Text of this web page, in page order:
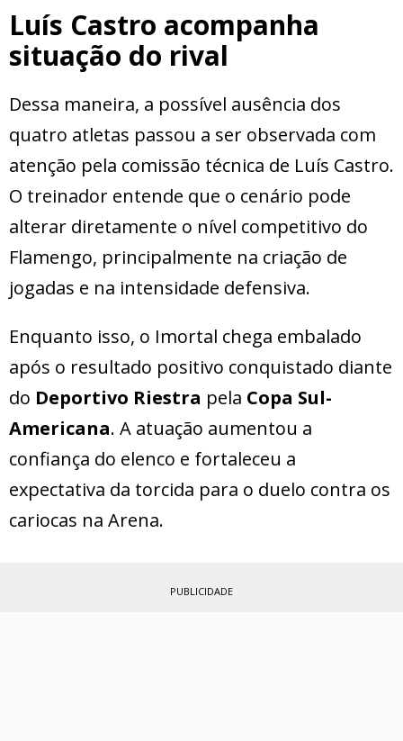
Luís Castro acompanha
situação do rival
Dessa maneira, a possível ausência dos
quatro atletas passou a ser observada com
atenção pela comissão técnica de Luís Castro.
O treinador entende que o cenário pode
alterar diretamente o nível competitivo do
Flamengo, principalmente na criação de
jogadas e na intensidade defensiva.
Enquanto isso, o Imortal chega embalado
após o resultado positivo conquistado diante
do Deportivo Riestra pela Copa Sul-
Americana. A atuação aumentou a
confiança do elenco e fortaleceu a
expectativa da torcida para o duelo contra os
cariocas na Arena.
PUBLICIDADE